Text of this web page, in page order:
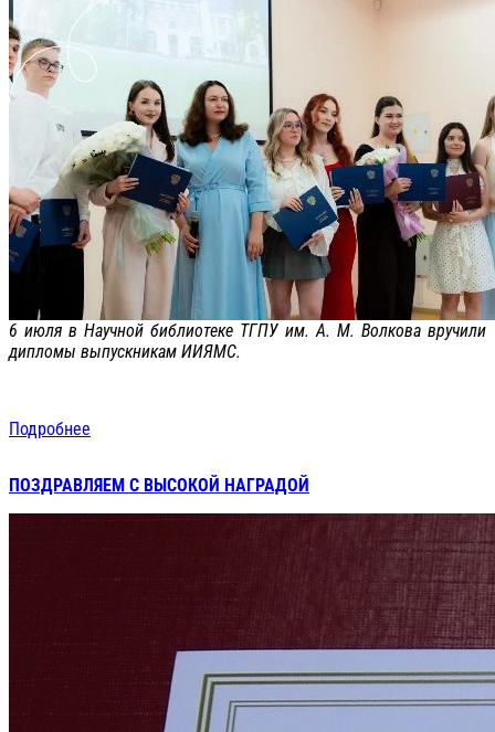
6 июля в Научной библиотеке ТГПУ им. А. М. Волкова вручили
дипломы выпускникам ИИЯМС.
Подробнее
ПОЗДРАВЛЯЕМ С ВЫСОКОЙ НАГРАДОЙ